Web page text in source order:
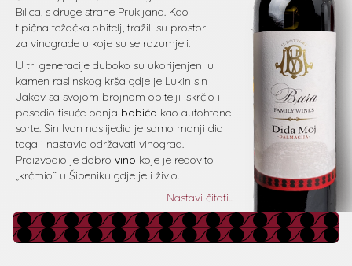
Bilica, s druge strane Prukljana. Kao
tipična težačka obitelj, tražili su prostor
za vinograde u koje su se razumjeli.
U tri generacije duboko su ukorijenjeni u
kamen raslinskog krša gdje je Lukin sin
Jakov sa svojom brojnom obitelji iskrčio i
posadio tisuće panja babića kao autohtone
sorte. Sin Ivan naslijedio je samo manji dio
toga i nastavio održavati vinograd.
Proizvodio je dobro vino koje je redovito
„krčmio“ u Šibeniku gdje je i živio.
Nastavi čitati...